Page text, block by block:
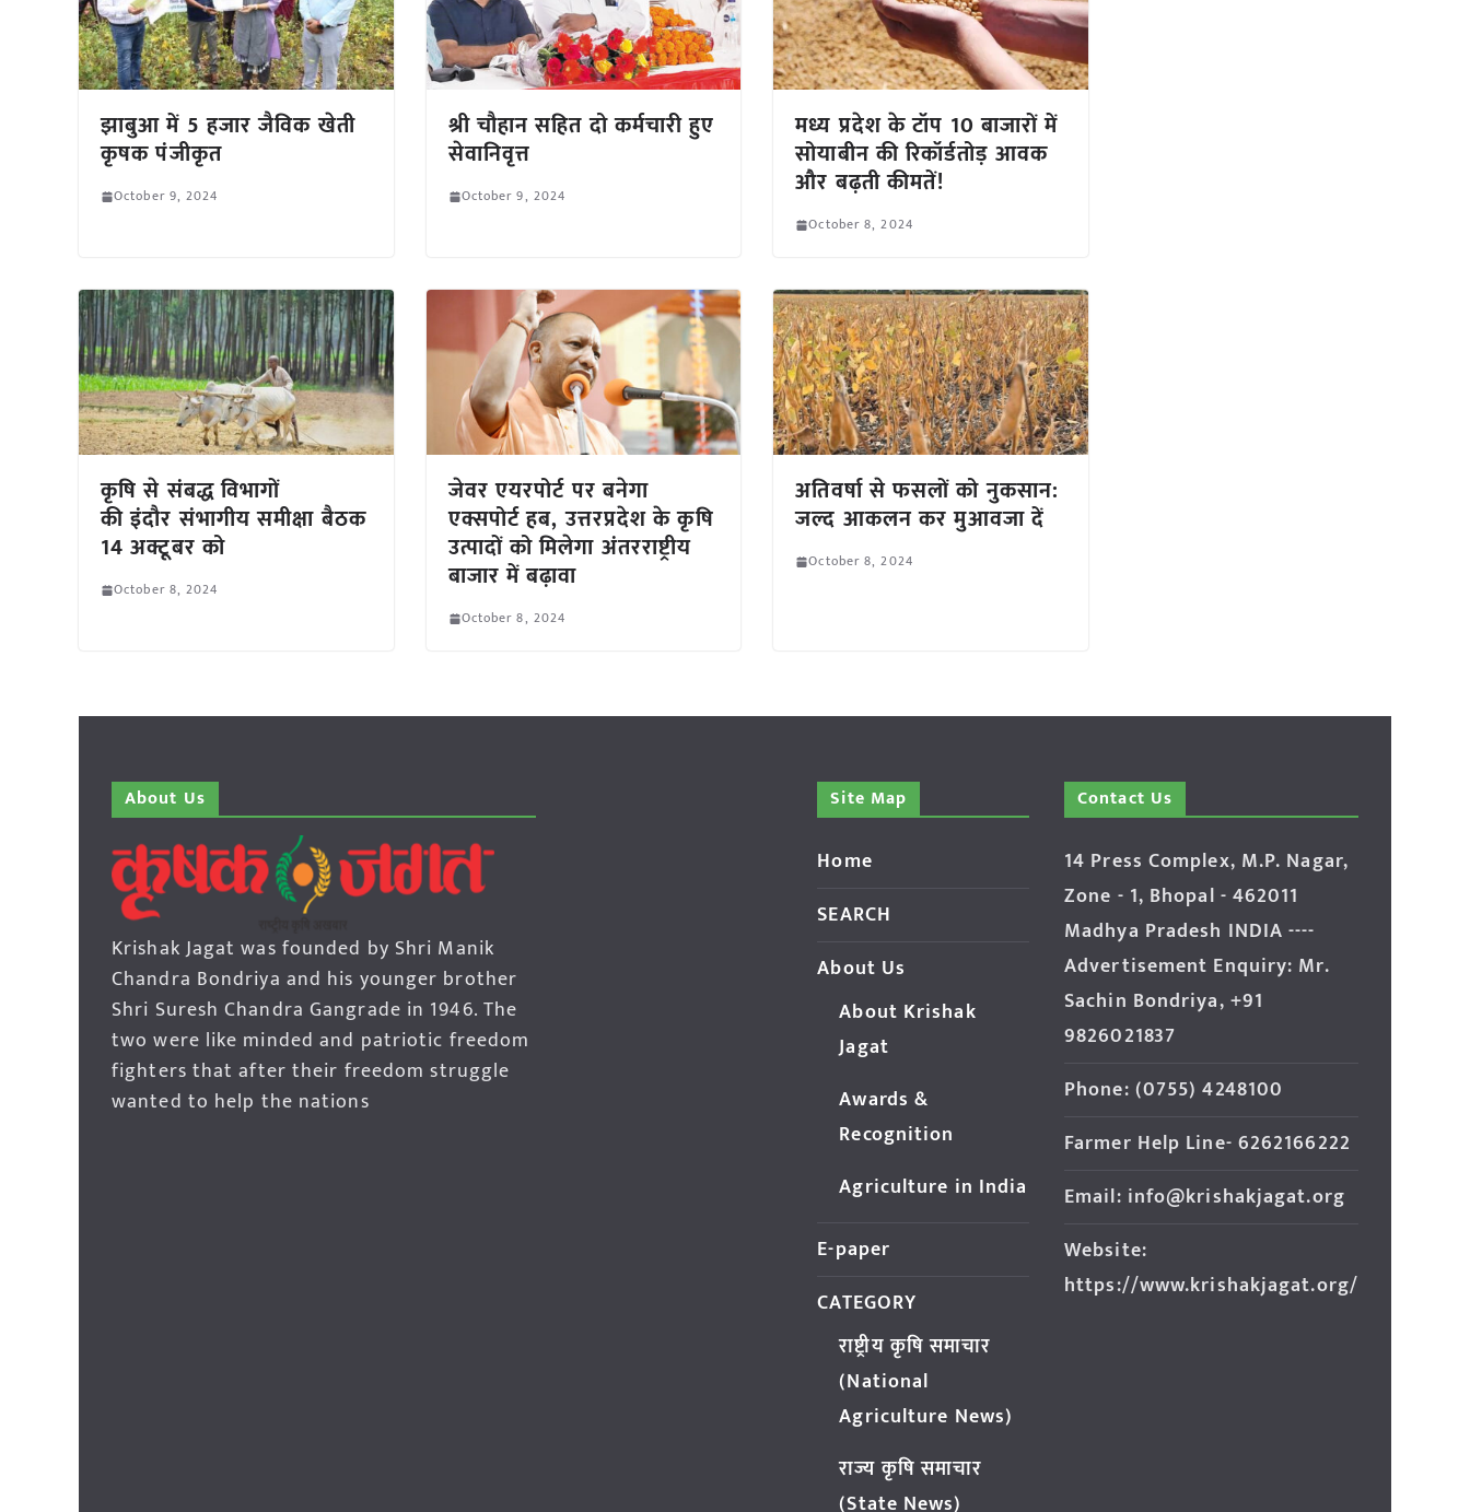
झाबुआ में 5 हजार जैविक खेती
कृषक पंजीकृत
October 9, 2024
श्री चौहान सहित दो कर्मचारी हुए
सेवानिवृत्त
October 9, 2024
मध्य प्रदेश के टॉप 10 बाजारों में
सोयाबीन की रिकॉर्डतोड़ आवक
और बढ़ती कीमतें!
October 8, 2024
कृषि से संबद्ध विभागों
की इंदौर संभागीय समीक्षा बैठक
14 अक्टूबर को
October 8, 2024
जेवर एयरपोर्ट पर बनेगा
एक्सपोर्ट हब, उत्तरप्रदेश के कृषि
उत्पादों को मिलेगा अंतरराष्ट्रीय
बाजार में बढ़ावा
October 8, 2024
अतिवर्षा से फसलों को नुकसान:
जल्द आकलन कर मुआवजा दें
October 8, 2024
About Us
Krishak Jagat was founded by Shri Manik
Chandra Bondriya and his younger brother
Shri Suresh Chandra Gangrade in 1946. The
two were like minded and patriotic freedom
fighters that after their freedom struggle
wanted to help the nations
Site Map
Home
SEARCH
About Us
About Krishak
Jagat
Awards &
Recognition
Agriculture in India
E-paper
CATEGORY
राष्ट्रीय कृषि समाचार
(National
Agriculture News)
राज्य कृषि समाचार
(State News)
Contact Us
14 Press Complex, M.P. Nagar,
Zone - 1, Bhopal - 462011
Madhya Pradesh INDIA ----
Advertisement Enquiry: Mr.
Sachin Bondriya, +91
9826021837
Phone: (0755) 4248100
Farmer Help Line- 6262166222
Email: info@krishakjagat.org
Website:
https://www.krishakjagat.org/